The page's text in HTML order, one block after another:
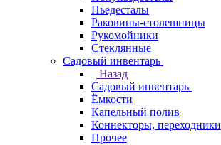
Пьедесталы
Раковины-столешницы
Рукомойники
Стеклянные
Садовый инвентарь
Назад
Садовый инвентарь
Ёмкости
Капельный полив
Коннекторы, переходники
Прочее